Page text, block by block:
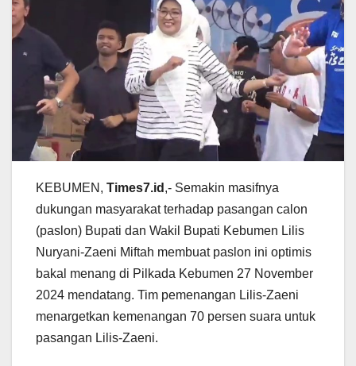
KEBUMEN, Times7.id ,- Semakin masifnya
dukungan masyarakat terhadap pasangan calon
(paslon) Bupati dan Wakil Bupati Kebumen Lilis
Nuryani-Zaeni Miftah membuat paslon ini optimis
bakal menang di Pilkada Kebumen 27 November
2024 mendatang. Tim pemenangan Lilis-Zaeni
menargetkan kemenangan 70 persen suara untuk
pasangan Lilis-Zaeni.